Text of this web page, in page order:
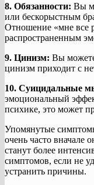
8. Обязанности: Вы
или бескорыстным
Отношение «мне все
распространенным
9. Цинизм: Вы
цинизм приходит с
10. Суицидальные
эмоциональный
психике, это может
Упомянутые
очень часто вначале
станут более
симптомов, если не
устранить причины.